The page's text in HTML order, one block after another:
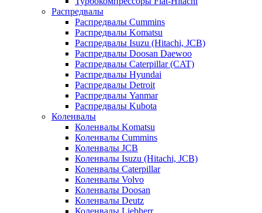
Распредвалы
Распредвалы Cummins
Распредвалы Komatsu
Распредвалы Isuzu (Hitachi, JCB)
Распредвалы Doosan Daewoo
Распредвалы Caterpillar (CAT)
Распредвалы Hyundai
Распредвалы Detroit
Распредвалы Yanmar
Распредвалы Kubota
Коленвалы
Коленвалы Komatsu
Коленвалы Cummins
Коленвалы JCB
Коленвалы Isuzu (Hitachi, JCB)
Коленвалы Caterpillar
Коленвалы Volvo
Коленвалы Doosan
Коленвалы Deutz
Коленвалы Liebherr